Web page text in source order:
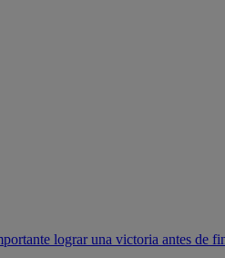
lograr una victoria antes de